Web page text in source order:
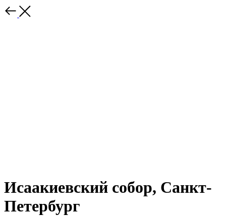
Исаакиевский собор, Санкт-
Петербург